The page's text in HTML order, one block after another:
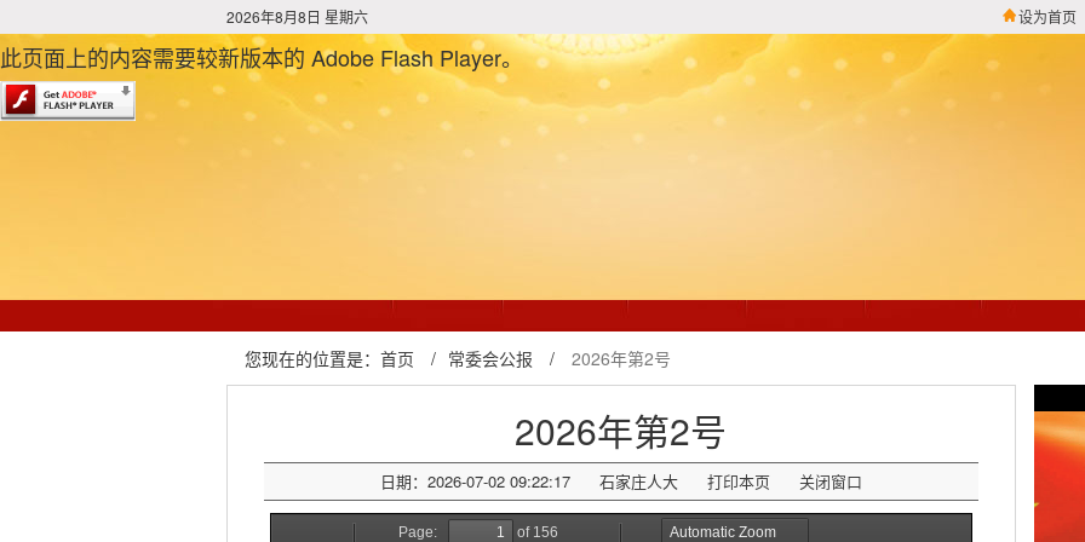
2026年8月8日 星期六 设为首页
此页面上的内容需要较新版本的 Adobe Flash Player。
您现在的位置是： 首页 / 常委会公报 / 2026年第2号
2026年第2号
日期：2026-07-02 09:22:17 石家庄人大 打印本页 关闭窗口